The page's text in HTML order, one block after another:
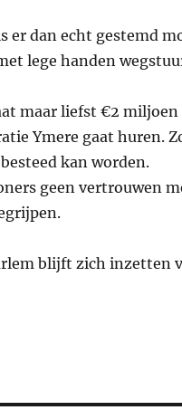
er dan echt gestemd
lege handen
maar liefst €2
Ymere gaat huren.
kan worden.
geen vertrouwen
blijft zich inzetten